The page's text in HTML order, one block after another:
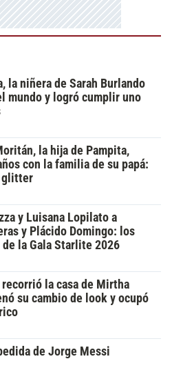
la niñera de Sarah Burlando
mundo y logró cumplir uno
la hija de Pampita,
con la familia de su papá:
glitter
y Luisana Lopilato a
y Plácido Domingo: los
la Gala Starlite 2026
la casa de Mirtha
su cambio de look y ocupó
de Jorge Messi